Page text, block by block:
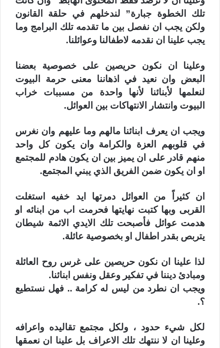
تلك الخطوة جبارة” لندخلهم في حلقة القانون
ولكن يجب ان نفصل بين ما تقدمه تلك البرامج وما
يجب علينا ان نقدمه لاطفالنا وعوائلنا.
وعلينا ان نكون حريصين على خصوصية بعضنا
البعض وان نعيد في اذهاننا معنى حرمة البيوت
لنعلمها لأبنائنا لأنها واحدة من مسببات خراب
البيوت وانتشار الانتهاكات بين العوائل.
ويجب ان يعرف ابنائنا مالهم وما عليهم وان نغرس
في قلوبهم العزة والكرامة وان يكون كل واحد
منهم قادر على ان يميز بين ان يكون هادم للمجتمع
او ان يكون ضمن الفريق الذي يبني المجتمع.
ان كثيراً من العوائل دمرتها ايد خفيه استغلت
القربى وبها كتبت نهايتها فحرمت اب من ابنائه او
هدمت عوائل فأصبحت تلك الايدي الاثمة شيطان
يتربص بقدر اطفال او بخصوصية عائلة.
لذا علينا ان نكون حريصين على غرس روح العائلة
ومبادئ ديننا في تفكير وعقل ونفس ابنائنا.
ويجب ان نطرد من ليس له كرامة .. فهل نستطيع
؟.
لكل شيء حدود ، ولكل مجتمع تقاليده واعرافه
وعلينا ان لا ننتهك تلك الاعراف بل علينا ان نعمقها